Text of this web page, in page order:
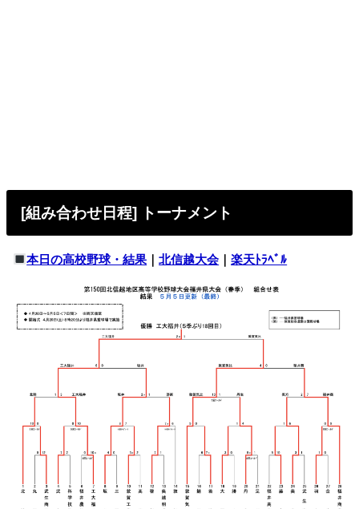
[組み合わせ日程] トーナメント
本日の高校野球・結果 ｜北信越大会 ｜楽天ﾄﾗﾍﾞﾙ